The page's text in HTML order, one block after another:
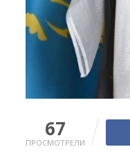
67
ПРОСМОТРЕЛИ